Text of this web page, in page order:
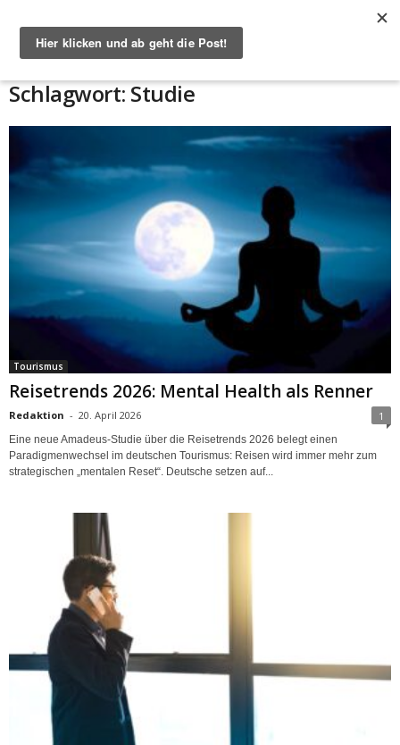
Schlagwort: Studie
Tourismus
Reisetrends 2026: Mental Health als Renner
Redaktion - 20. April 2026 1
Eine neue Amadeus-Studie über die Reisetrends 2026 belegt einen
Paradigmenwechsel im deutschen Tourismus: Reisen wird immer mehr zum
strategischen „mentalen Reset“. Deutsche setzen auf...